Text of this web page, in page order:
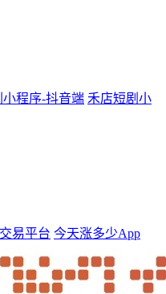
小程序-抖音端 禾店短剧小
易平台 今天涨多少App